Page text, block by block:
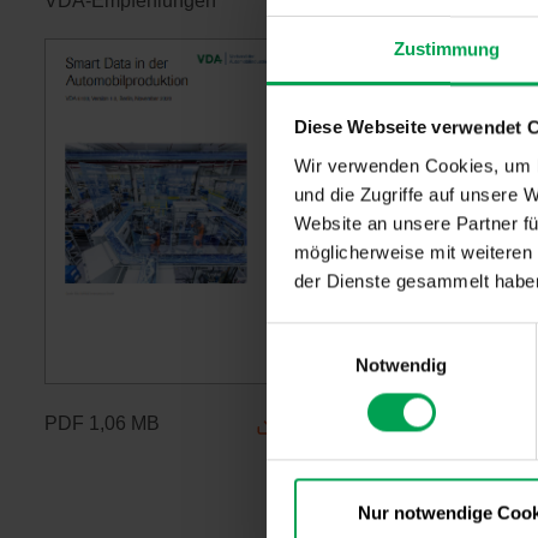
Zustimmung
Diese Webseite verwendet
Wir verwenden Cookies,
und die Zugriffe auf unsere
Website an unsere Partner
möglicherweise mit
der Dienste gesammelt
w
Notwendig
Nur notwendige
PDF 1,06 MB